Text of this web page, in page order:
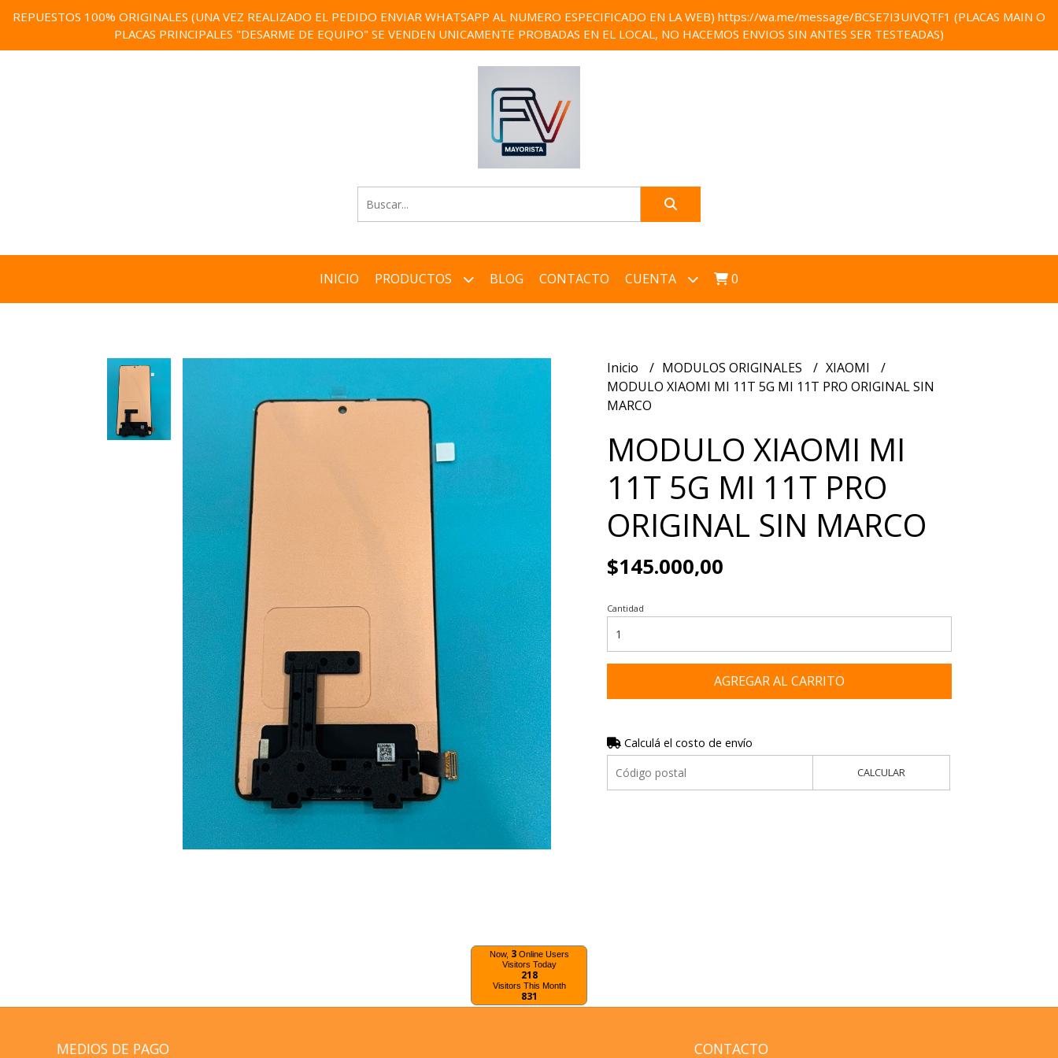
REPUESTOS 100% ORIGINALES (UNA VEZ REALIZADO EL PEDIDO ENVIAR WHATSAPP AL NUMERO ESPECIFICADO EN LA WEB) https://wa.me/message/BCSE7I3UIVQTF1 (PLACAS MAIN O
PLACAS PRINCIPALES "DESARME DE EQUIPO" SE VENDEN UNICAMENTE PROBADAS EN EL LOCAL, NO HACEMOS ENVIOS SIN ANTES SER TESTEADAS)
INICIO PRODUCTOS BLOG CONTACTO CUENTA 0
Inicio MODULOS ORIGINALES
XIAOMI
MODULO XIAOMI MI 11T 5G MI 11T PRO ORIGINAL SIN
MARCO
MODULO XIAOMI MI
11T 5G MI 11T PRO
ORIGINAL SIN MARCO
$145.000,00
Cantidad
AGREGAR AL CARRITO
Calculá el costo de envío
CALCULAR
Now, 3Online Users
Visitors Today
218
Visitors This Month
831
MEDIOS DE PAGO CONTACTO